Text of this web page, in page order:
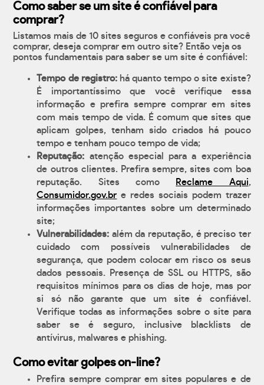
Como saber se um site é confiável para
comprar?
Listamos mais de 10 sites seguros e confiáveis pra você
comprar, deseja comprar em outro site? Então veja os
pontos fundamentais para saber se um site é confiável:
Tempo de registro:há quanto tempo o site existe?
É importantíssimo que você verifique essa
informação e prefira sempre comprar em sites
com mais tempo de vida. É comum que sites que
aplicam golpes, tenham sido criados há pouco
tempo e tenham pouco tempo de vida;
Reputação: atenção especial para a experiência
de outros clientes. Prefira sempre, sites com boa
reputação. Sites como
Reclame Aqui,
Consumidor.gov.br e redes sociais podem trazer
informações importantes sobre um determinado
site;
Vulnerabilidades: além da reputação, é preciso ter
cuidado com possíveis vulnerabilidades de
segurança, que podem colocar em risco os seus
dados pessoais. Presença de SSL ou HTTPS, são
requisitos mínimos para os dias de hoje, mas por
si só não garante que um site é confiável.
Verifique todas as informações sobre o site para
saber se é seguro, inclusive blacklists de
antívirus, malwares e phishing.
Como evitar golpes on-line?
Prefira sempre comprar em sites populares e de